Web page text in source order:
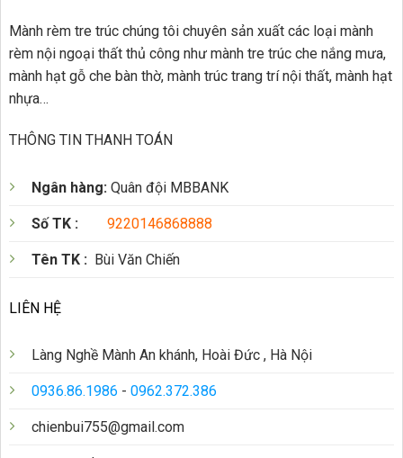
Mành rèm tre trúc chúng tôi chuyên sản xuất các loại mành
rèm nội ngoại thất thủ công như mành tre trúc che nắng mưa,
mành hạt gỗ che bàn thờ, mành trúc trang trí nội thất, mành hạt
nhựa…
THÔNG TIN THANH TOÁN
Ngân hàng: Quân đội MBBANK
Số TK : 9220146868888
Tên TK : Bùi Văn Chiến
LIÊN HỆ
Làng Nghề Mành An khánh, Hoài Đức , Hà Nội
0936.86.1986 - 0962.372.386
chienbui755@gmail.com